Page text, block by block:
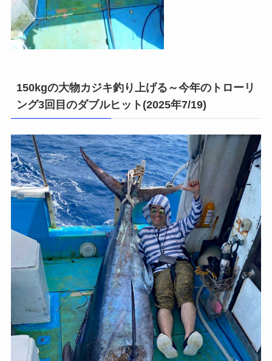
150kgの大物カジキ釣り上げる～今年のトローリ
ング3回目のダブルヒット(2025年7/19)